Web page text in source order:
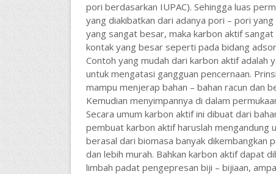
pori berdasarkan IUPAC). Sehingga luas
yang diakibatkan dari adanya pori – pori
yang sangat besar, maka karbon aktif
kontak yang besar seperti pada bidang
Contoh yang mudah dari karbon aktif adalah
untuk mengatasi gangguan pencernaan.
mampu menjerap bahan – bahan racun dan
Kemudian menyimpannya di dalam
Secara umum karbon aktif ini dibuat dari
pembuat karbon aktif haruslah mengandung
berasal dari biomasa banyak dikembangkan
dan lebih murah. Bahkan karbon aktif dapat
limbah padat pengepresan biji – bijiaan,